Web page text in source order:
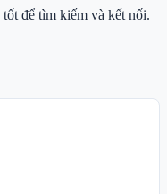
để tìm kiếm và kết nối.